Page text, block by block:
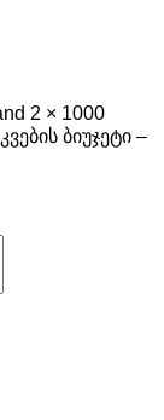
2 × 1000
ბიუჯეტი –